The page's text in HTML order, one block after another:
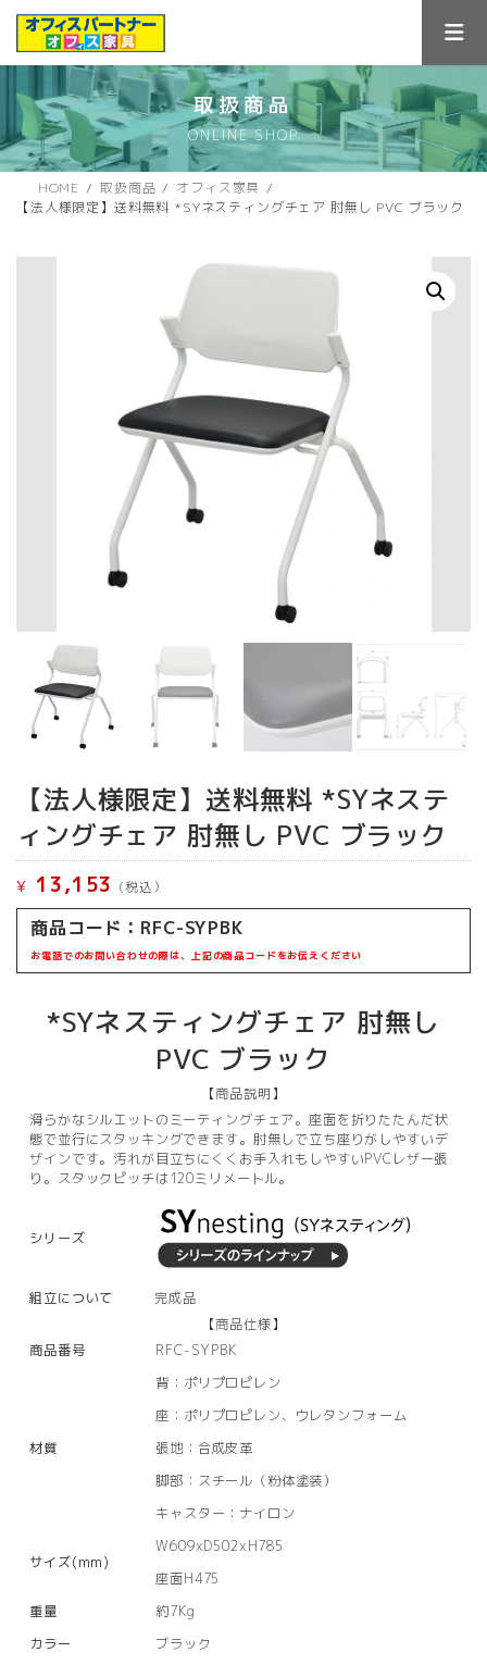
ス
キ
ン
に
取扱商品
ONLINE SHOP
HOME 取扱商品
オフィス家具
【法人様限定】送料無料 *SYネスティングチェア 肘無し PVC ブラック
【法人様限定】送料無料 *SYネステ
ィングチェア 肘無し PVC ブラック
¥ 13,153 (税込）
商品コード： RFC-SYPBK
お電話でのお問い合わせの際は、上記の商品コードをお伝えください
*SYネスティングチェア 肘無し
PVC ブラック
【商品説明】
滑らかなシルエットのミーティングチェア。座面を折りたたんだ状
態で並行にスタッキングできます。肘無しで立ち座りがしやすいデ
ザインです。汚れが目立ちにくくお手入れもしやすいPVCレザー張
り。スタックピッチは120ミリメートル。
シリーズ
組立について
完成品
【商品仕様】
商品番号
RFC-SYPBK
材質
背：ポリプロピレン
座：ポリプロピレン、ウレタンフォーム
張地：合成皮革
脚部：スチール（粉体塗装）
キャスター：ナイロン
サイズ(mm)
W609xD502xH785
座面H475
重量
約7Kg
カラー
ブラック